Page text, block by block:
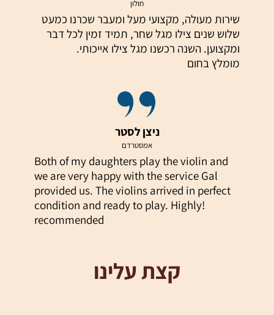
חולון
שירות מעולה, מקצועי מעל ומעבר שכרנו כמעט
שלוש שנים צילו מגל שחר, תמיד זמין לכל דבר
ומקצוען. השנה רכשנו מגל צילו אייכותי.
מומלץ בחום
ניצן לסטר
אמסטרדם
Both of my daughters play the violin and
we are very happy with the service Gal
provided us. The violins arrived in perfect
!condition and ready to play. Highly
recommended
קצת עלינו